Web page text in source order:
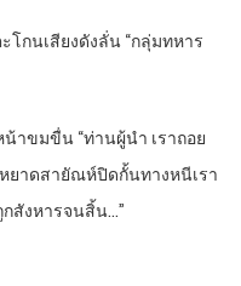
กนเสียงดังลั่น “กลุ่มทหาร
าขมขื่น “ท่านผู้นำ เราถอย
ยาดสายัณห์ปิดกั้นทางหนีเรา
สังหารจนสิ้น…”